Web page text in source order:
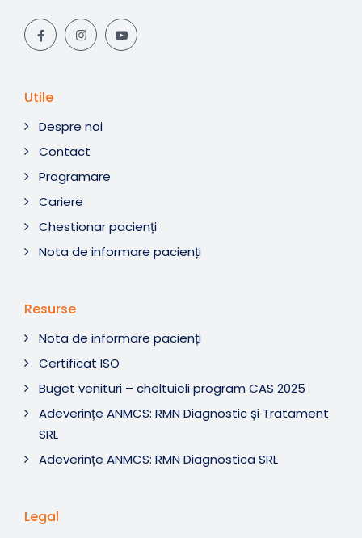
Utile
Despre noi
Contact
Programare
Cariere
Chestionar pacienți
Nota de informare pacienți
Resurse
Nota de informare pacienți
Certificat ISO
Buget venituri – cheltuieli program CAS 2025
Adeverințe ANMCS: RMN Diagnostic și Tratament
SRL
Adeverințe ANMCS: RMN Diagnostica SRL
Legal